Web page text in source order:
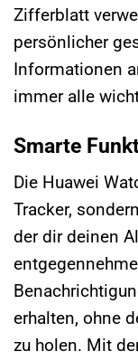
Zifferblatt
persönlicher
Informationen
immer alle
Smarte
Die Huawei
Tracker,
der dir deinen
erhalten, ohne
zu holen. Mit